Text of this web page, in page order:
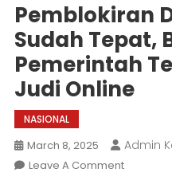
Pemblokiran
Sudah Tepat,
Pemerintah
Judi Online
NASIONAL
March 8, 2025 Admin
Leave A CommentOn